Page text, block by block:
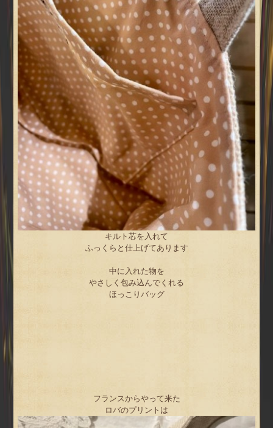
キルト芯を入れて
ふっくらと仕上げてあります
中に入れた物を
やさしく包み込んでくれる
ほっこりバッグ
フランスからやって来た
ロバのプリントは